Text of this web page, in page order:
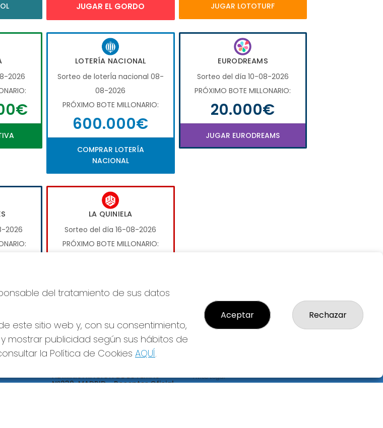
JUGAR EL GORDO JUGAR LOTOTURF
2026
LOTERÍA NACIONAL
Sorteo de loterÍa nacional 08-
08-2026
PRÓXIMO BOTE MILLONARIO:
600.000€
COMPRAR LOTERÍA
NACIONAL
EURODREAMS
Sorteo del día 10-08-2026
PRÓXIMO BOTE MILLONARIO:
20.000€
JUGAR EURODREAMS
2026
LA QUINIELA
Sorteo del día 16-08-2026
PRÓXIMO BOTE MILLONARIO:
JUGAR LA QUINIELA
ADMINISTRACION DE LOTERIAS
Nº239-MADRID - Receptor Oficial
Aviso Legal
del tratamiento de sus datos
este sitio web y, con su consentimiento,
mostrar publicidad según sus hábitos de
la Política de Cookies AQUÍ.
Aceptar Rechazar